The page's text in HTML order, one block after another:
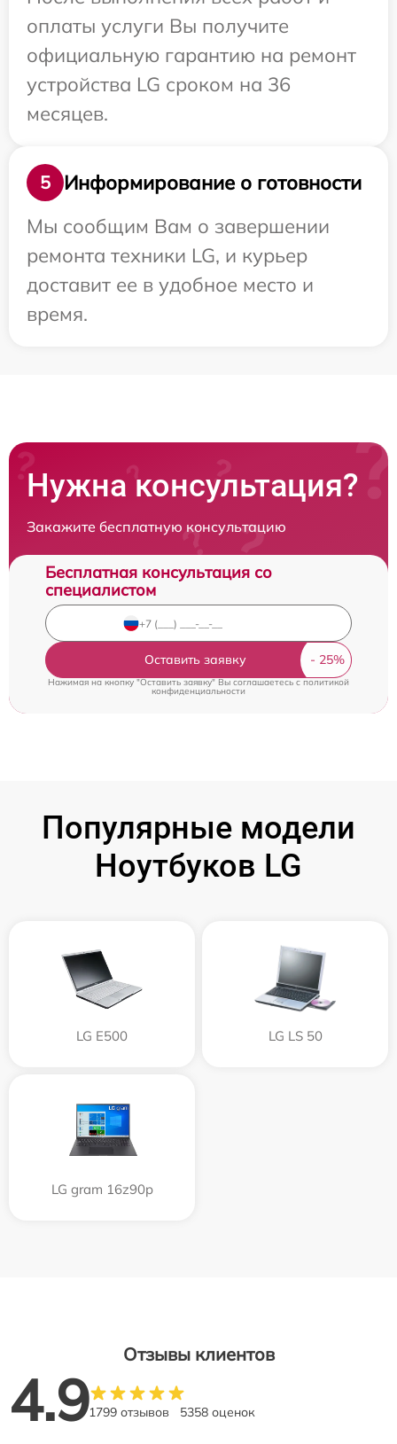
оплаты услуги Вы получите
официальную гарантию на ремонт
устройства LG сроком на 36
месяцев.
5
Информирование о готовности
Мы сообщим Вам о завершении
ремонта техники LG, и курьер
доставит ее в удобное место и
время.
Нужна консультация?
Закажите бесплатную консультацию
Бесплатная консультация со
специалистом
Оставить заявку
Нажимая на кнопку "Оставить заявку" Вы соглашаетесь c политикой
конфиденциальности
Популярные модели
Ноутбуков LG
LG E500 LG LS 50
LG gram 16z90p
Отзывы клиентов
4.91799 отзывов 5358 оценок